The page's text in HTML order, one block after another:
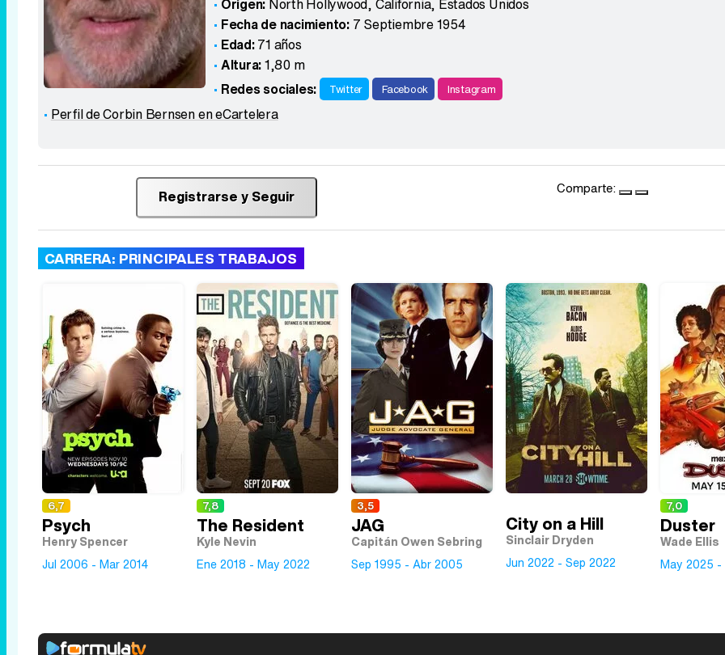
Origen: North Hollywood, California, Estados Unidos
Fecha de nacimiento: 7 Septiembre 1954
Edad:71 años
Altura:1,80 m
Redes sociales:
Twitter Facebook Instagram
Perfil de Corbin Bernsen en eCartelera
Comparte:
Registrarse y Seguir
CARRERA: PRINCIPALES TRABAJOS
6,7
Psych
Henry Spencer
Jul 2006 - Mar 2014
7,8
The Resident
Kyle Nevin
Ene 2018 - May 2022
3,5
JAG
Capitán Owen Sebring
Sep 1995 - Abr 2005
City on a Hill
Sinclair Dryden
Jun 2022 - Sep 2022
7,0
Duster
Wade Ellis
May 2025 -